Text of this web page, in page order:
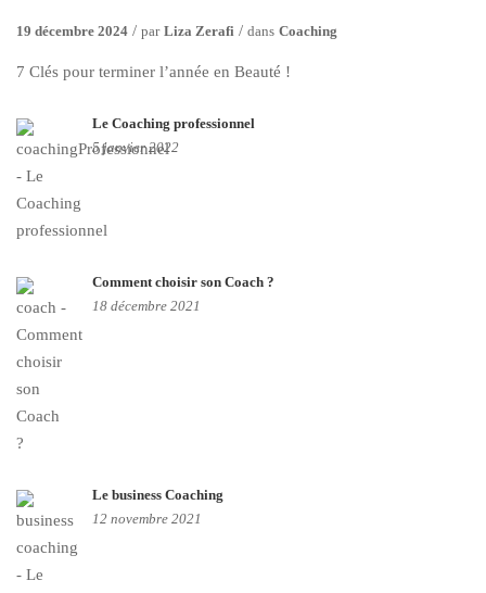
19 décembre 2024 par Liza Zerafi dans Coaching
7 Clés pour terminer l’année en Beauté !
Le Coaching professionnel
5 janvier 2022
Comment choisir son Coach ?
18 décembre 2021
Le business Coaching
12 novembre 2021